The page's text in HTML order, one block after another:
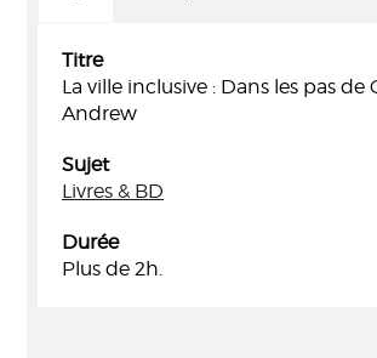
Titre
La ville inclusive : Dans les pas de
Andrew
Sujet
Livres & BD
Durée
Plus de 2h.